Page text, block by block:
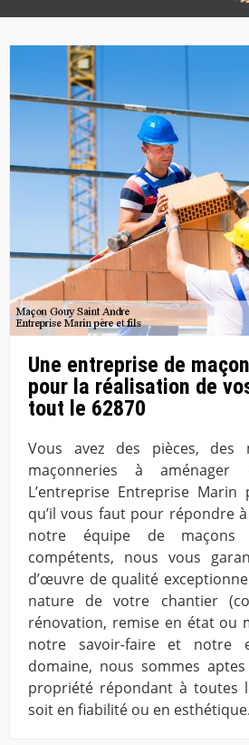
Une entreprise de
pour la réalisation de
tout le 62870
Vous avez des pièces, des
maçonneries à
L’entreprise Entreprise
qu’il vous faut pour répondre
notre équipe de maçons
compétents, nous vous
d’œuvre de qualité
nature de votre chantier
rénovation, remise en état ou
notre savoir-faire et notre
domaine, nous sommes
propriété répondant à toutes
soit en fiabilité ou en esthétique.